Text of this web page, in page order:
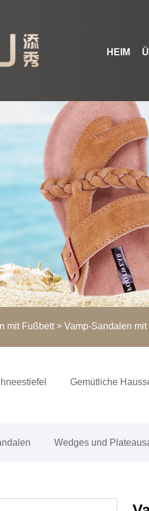
HEIM
mit Fußbett> Vamp-Sandalen mit
Gemütliche
Wedges und